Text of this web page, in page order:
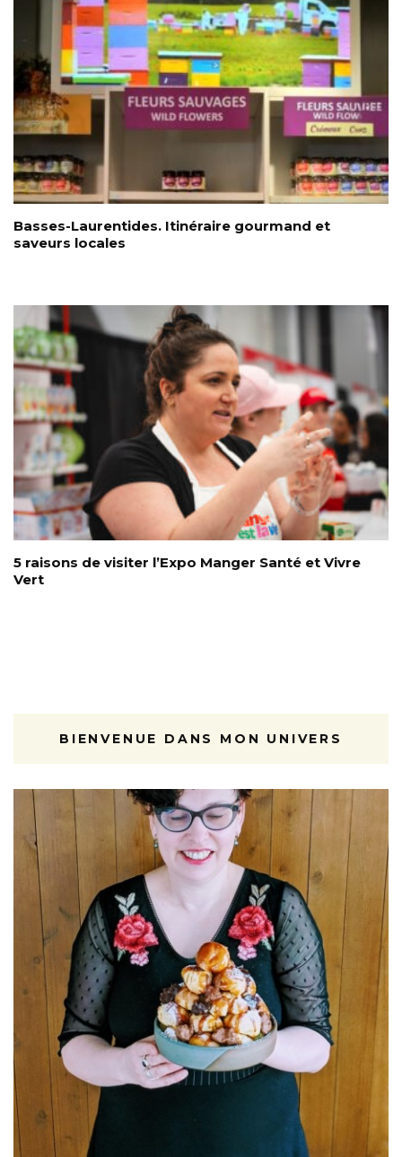
Basses-Laurentides. Itinéraire gourmand et
saveurs locales
5 raisons de visiter l’Expo Manger Santé et Vivre
Vert
BIENVENUE DANS MON UNIVERS